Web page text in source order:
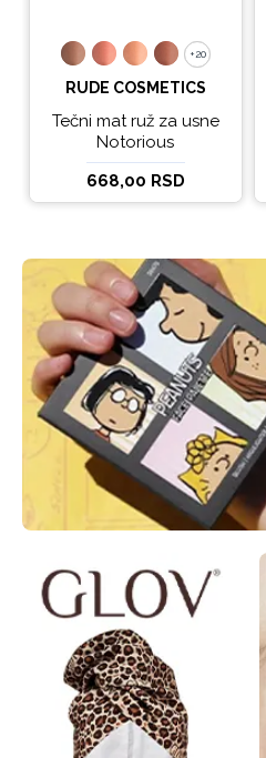
+20
+20
RUDE COSMETICS
Tečni mat ruž za usne
Notorious
668,00 RSD